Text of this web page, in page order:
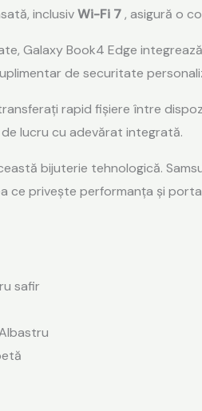
inclusivWi-Fi 7, asigură o
Galaxy Book4 Edge integrează
de securitate
rapid fișiere între
lucru cu adevărat integrată.
bijuterie tehnologică.
ce privește performanța și
safir